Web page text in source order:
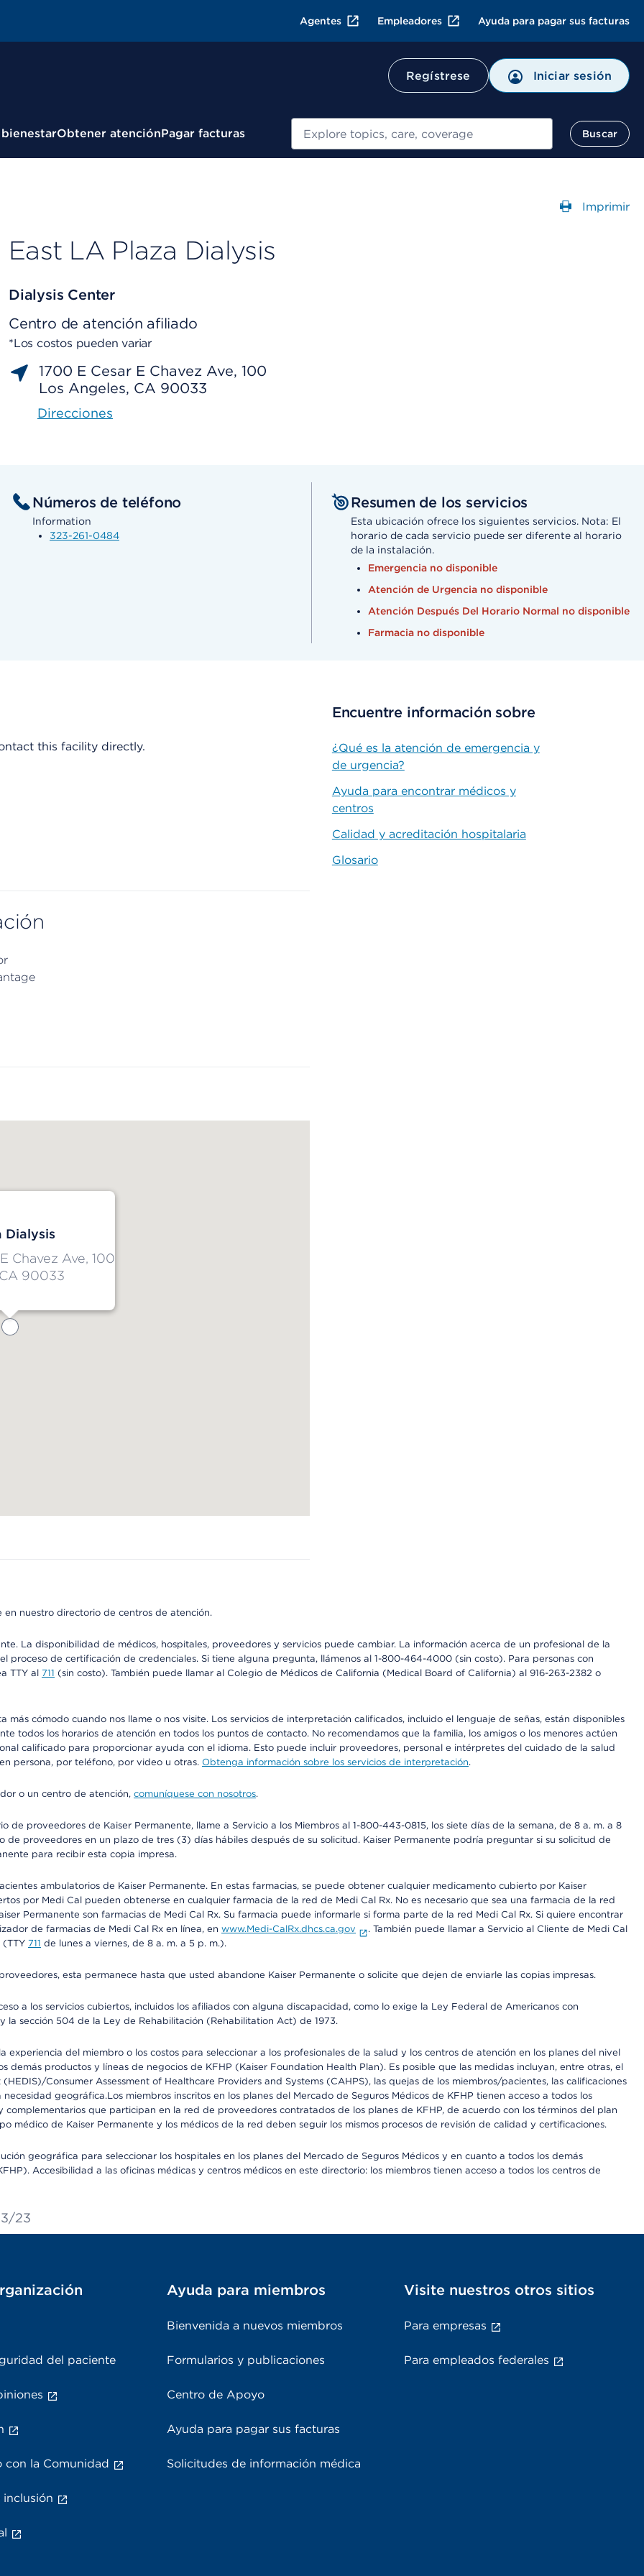
Agentes Empleadores Ayuda para pagar sus facturas
Regístrese Iniciar sesión
Obtener atenciónPagar facturas Buscar
Buscar
Imprimir
East LA Plaza Dialysis
Dialysis Center
Centro de atención afiliado
*Los costos pueden variar
1700 E Cesar E Chavez Ave, 100
Los Angeles, CA 90033
Direcciones
Números de teléfono
Information
323-261-0484
Resumen de los servicios
Esta ubicación ofrece los siguientes servicios. Nota: El
horario de cada servicio puede ser diferente al horario
de la instalación.
Emergencia no disponible
Atención de Urgencia no disponible
Atención Después Del Horario Normal no disponible
Farmacia no disponible
this facility directly.
Dialysis
Chavez Ave, 100
90033
Encuentre información sobre
¿Qué es la atención de emergencia y
de urgencia?
Ayuda para encontrar médicos y
centros
Calidad y acreditación hospitalaria
Glosario
nuestro directorio de centros de atención.
La disponibilidad de médicos, hospitales, proveedores y servicios puede cambiar. La información acerca de un profesional de la
proceso de certificación de credenciales. Si tiene alguna pregunta, llámenos al 1-800-464-4000 (sin costo). Para personas con
TTY al 711 (sin costo). También puede llamar al Colegio de Médicos de California (Medical Board of California) al 916-263-2382 o
más cómodo cuando nos llame o nos visite. Los servicios de interpretación calificados, incluido el lenguaje de señas, están disponibles
todos los horarios de atención en todos los puntos de contacto. No recomendamos que la familia, los amigos o los menores actúen
calificado para proporcionar ayuda con el idioma. Esto puede incluir proveedores, personal e intérpretes del cuidado de la salud
persona, por teléfono, por video u otras. Obtenga información sobre los servicios de interpretación.
o un centro de atención, comuníquese con nosotros.
proveedores de Kaiser Permanente, llame a Servicio a los Miembros al 1-800-443-0815, los siete días de la semana, de 8 a. m. a 8
proveedores en un plazo de tres (3) días hábiles después de su solicitud. Kaiser Permanente podría preguntar si su solicitud de
para recibir esta copia impresa.
ambulatorios de Kaiser Permanente. En estas farmacias, se puede obtener cualquier medicamento cubierto por Kaiser
por Medi Cal pueden obtenerse en cualquier farmacia de la red de Medi Cal Rx. No es necesario que sea una farmacia de la red
Permanente son farmacias de Medi Cal Rx. Su farmacia puede informarle si forma parte de la red Medi Cal Rx. Si quiere encontrar
de farmacias de Medi Cal Rx en línea, en www.Medi-CalRx.dhcs.ca.gov
. También puede llamar a Servicio al Cliente de Medi Cal
(TTY 711 de lunes a viernes, de 8 a. m. a 5 p. m.).
esta permanece hasta que usted abandone Kaiser Permanente o solicite que dejen de enviarle las copias impresas.
a los servicios cubiertos, incluidos los afiliados con alguna discapacidad, como lo exige la Ley Federal de Americanos con
la sección 504 de la Ley de Rehabilitación (Rehabilitation Act) de 1973.
experiencia del miembro o los costos para seleccionar a los profesionales de la salud y los centros de atención en los planes del nivel
demás productos y líneas de negocios de KFHP (Kaiser Foundation Health Plan). Es posible que las medidas incluyan, entre otras, el
Consumer Assessment of Healthcare Providers and Systems (CAHPS), las quejas de los miembros/pacientes, las calificaciones
geográfica.Los miembros inscritos en los planes del Mercado de Seguros Médicos de KFHP tienen acceso a todos los
que participan en la red de proveedores contratados de los planes de KFHP, de acuerdo con los términos del plan
médico de Kaiser Permanente y los médicos de la red deben seguir los mismos procesos de revisión de calidad y certificaciones.
geográfica para seleccionar los hospitales en los planes del Mercado de Seguros Médicos y en cuanto a todos los demás
Accesibilidad a las oficinas médicas y centros médicos en este directorio: los miembros tienen acceso a todos los centros de
23
del paciente
con la Comunidad
inclusión
Ayuda para miembros
Bienvenida a nuevos miembros
Formularios y publicaciones
Centro de Apoyo
Ayuda para pagar sus facturas
Solicitudes de información médica
Visite nuestros otros sitios
Para empresas
Para empleados federales